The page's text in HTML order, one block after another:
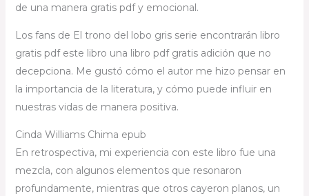
de una manera gratis pdf y emocional.
Los fans de El trono del lobo gris serie encontrarán libro
gratis pdf este libro una libro pdf gratis adición que no
decepciona. Me gustó cómo el autor me hizo pensar en
la importancia de la literatura, y cómo puede influir en
nuestras vidas de manera positiva.
Cinda Williams Chima epub
En retrospectiva, mi experiencia con este libro fue una
mezcla, con algunos elementos que resonaron
profundamente, mientras que otros cayeron planos, un